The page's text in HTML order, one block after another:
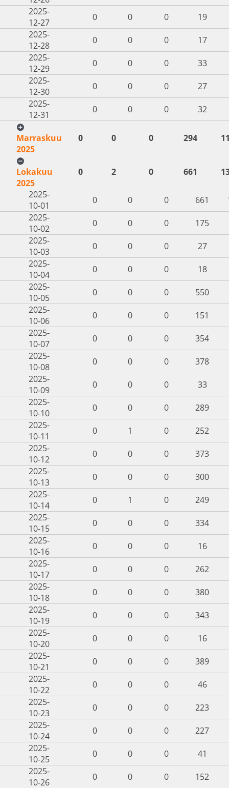
2025-
12-27
0 0 0
19
2025-
12-28
0 0 0
17
2025-
12-29
0 0 0
33
2025-
12-30
0 0 0
27
2025-
12-31
0 0 0 32
Marraskuu
2025
0 0 0 294
Lokakuu
2025
0 2 0 661
2025-
10-01
0 0 0 661
2025-
10-02
0 0 0
175
2025-
10-03
0 0 0
27
2025-
10-04
0 0 0
18
2025-
10-05
0 0 0
550
2025-
10-06
0 0 0
151
2025-
10-07
0 0 0
354
2025-
10-08
0 0 0
378
2025-
10-09
0 0 0
33
2025-
10-10
0 0 0
289
2025-
10-11
0 1 0
252
2025-
10-12
0 0 0
373
2025-
10-13
0 0 0
300
2025-
10-14
0 1 0
249
2025-
10-15
0 0 0
334
2025-
10-16
0 0 0
16
2025-
10-17
0 0 0
262
2025-
10-18
0 0 0
380
2025-
10-19
0 0 0
343
2025-
10-20
0 0 0
16
2025-
10-21
0 0 0
389
2025-
10-22
0 0 0
46
2025-
10-23
0 0 0
223
2025-
10-24
0 0 0
227
2025-
10-25
0 0 0
41
2025-
10-26
0 0 0 152